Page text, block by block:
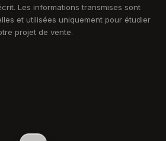
Les informations transmises sont
et utilisées uniquement pour étudier
projet de vente.